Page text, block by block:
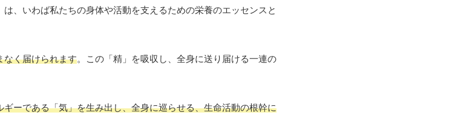
、いわば私たちの身体や活動を支えるための栄養のエッセンスと
なく届けられます。この「精」を吸収し、全身に送り届ける一連の
ーである「気」を生み出し、全身に巡らせる、生命活動の根幹に